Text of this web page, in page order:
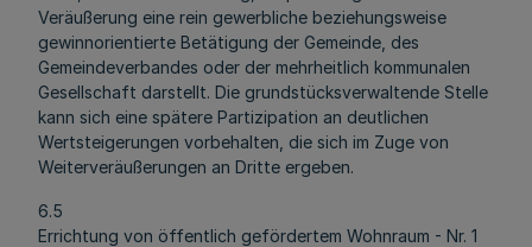
Veräußerung eine rein gewerbliche beziehungsweise
gewinnorientierte Betätigung der Gemeinde, des
Gemeindeverbandes oder der mehrheitlich kommunalen
Gesellschaft darstellt. Die grundstücksverwaltende Stelle
kann sich eine spätere Partizipation an deutlichen
Wertsteigerungen vorbehalten, die sich im Zuge von
Weiterveräußerungen an Dritte ergeben.
6.5
Errichtung von öffentlich gefördertem Wohnraum - Nr. 1